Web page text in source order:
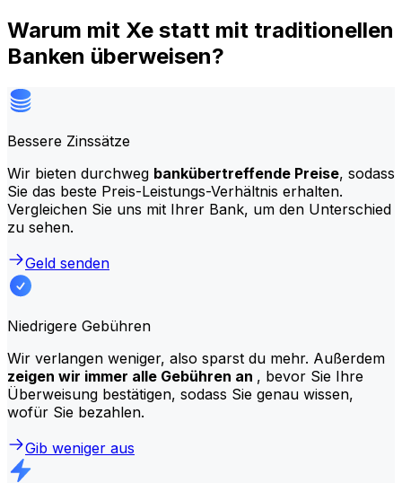
Warum mit Xe statt mit traditionellen
Banken überweisen?
Bessere Zinssätze
Wir bieten durchweg bankübertreffende Preise, sodass
Sie das beste Preis-Leistungs-Verhältnis erhalten.
Vergleichen Sie uns mit Ihrer Bank, um den Unterschied
zu sehen.
Geld senden
Niedrigere Gebühren
Wir verlangen weniger, also sparst du mehr. Außerdem
zeigen wir immer alle Gebühren an , bevor Sie Ihre
Überweisung bestätigen, sodass Sie genau wissen,
wofür Sie bezahlen.
Gib weniger aus